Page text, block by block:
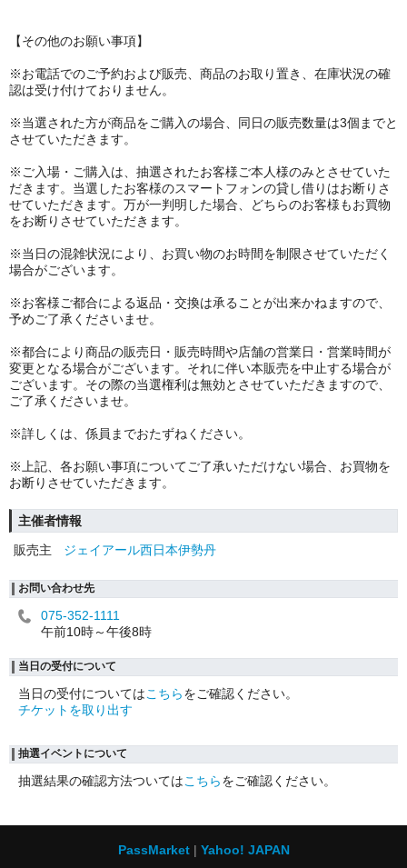
【その他のお願い事項】
※お電話でのご予約および販売、商品のお取り置き、在庫状況の確
認は受け付けておりません。
※当選された方が商品をご購入の場合、同日の販売数量は3個までと
させていただきます。
※ご入場・ご購入は、抽選されたお客様ご本人様のみとさせていた
だきます。当選したお客様のスマートフォンの貸し借りはお断りさ
せていただきます。万が一判明した場合、どちらのお客様もお買物
をお断りさせていただきます。
※当日の混雑状況により、お買い物のお時間を制限させていただく
場合がございます。
※お客様ご都合による返品・交換は承ることが出来かねますので、
予めご了承くださいませ。
※都合により商品の販売日・販売時間や店舗の営業日・営業時間が
変更となる場合がございます。それに伴い本販売を中止する場合が
ございます。その際の当選権利は無効とさせていただきますので、
ご了承くださいませ。
※詳しくは、係員までおたずねください。
※上記、各お願い事項についてご了承いただけない場合、お買物を
お断りさせていただきます。
主催者情報
販売主
ジェイアール西日本伊勢丹
お問い合わせ先
075-352-1111
午前10時～午後8時
当日の受付について
当日の受付についてはこちらをご確認ください。
チケットを取り出す
抽選イベントについて
抽選結果の確認方法ついてはこちらをご確認ください。
PassMarket Yahoo! JAPAN